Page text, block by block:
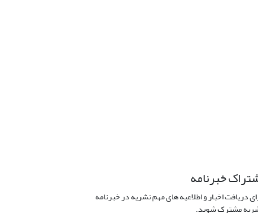
خبرنامه
دریافت اخبار و اطلاعیه های مهم نشریه در خبرنامه
مشترک شوید.